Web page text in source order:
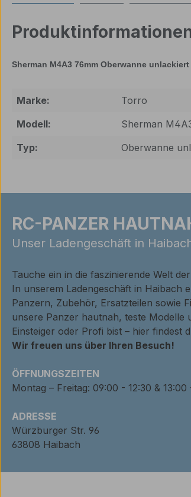
Sherman M4A3 76mm Oberwanne unlackiert
Marke:
Torro
Modell:
Sherman
Typ:
Oberwanne
RC-PANZER
Unser Ladengeschäft in
Tauche ein in die faszinierende Welt
In unserem Ladengeschäft in Haibach
Panzern, Zubehör, Ersatzteilen sowie
unsere Panzer hautnah, teste Modelle
Einsteiger oder Profi bist – hier findest
Wir freuen uns über Ihren Besuch!
ÖFFNUNGSZEITEN
Montag – Freitag: 09:00 - 12:30 &
ADRESSE
Würzburger Str. 96
63808 Haibach